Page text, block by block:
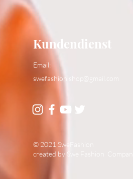
Kundendienst
Email:
swefashion.shop@gmail.com
© 2021 SweFashion
created by Swe Fashion Company